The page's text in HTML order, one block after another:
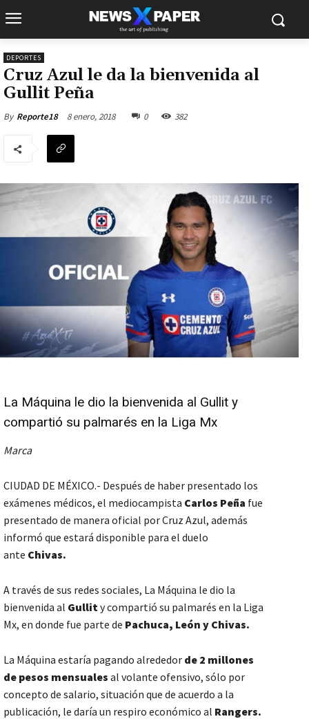
DEPORTES
Cruz Azul le da la bienvenida al
Gullit Peña
By Reporte18 8 enero, 2018 0 382
La Máquina le dio la bienvenida al Gullit y
compartió su palmarés en la Liga Mx
Marca
CIUDAD DE MÉXICO.- Después de haber presentado los
exámenes médicos, el mediocampista Carlos Peña fue
presentado de manera oficial por Cruz Azul, además
informó que estará disponible para el duelo
ante Chivas.
A través de sus redes sociales, La Máquina le dio la
bienvenida al Gullit y compartió su palmarés en la Liga
Mx, en donde fue parte de Pachuca, León y Chivas.
La Máquina estaría pagando alrededor de 2 millones
de pesos mensuales al volante ofensivo, sólo por
concepto de salario, situación que de acuerdo a la
publicación, le daría un respiro económico al Rangers.